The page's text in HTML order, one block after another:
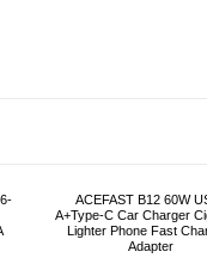
ACEFAST B12 60W
A+Type-C Car Charger
Lighter Phone Fast
Adapter